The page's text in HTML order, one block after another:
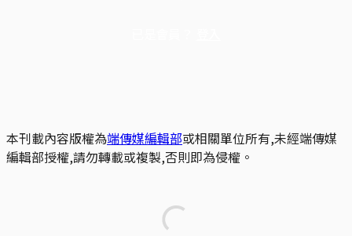
本刊載內容版權為端傳媒編輯部或相關單位所有,未經端傳媒
編輯部授權,請勿轉載或複製,否則即為侵權。